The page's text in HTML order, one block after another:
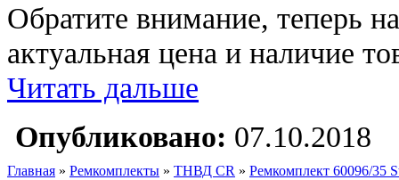
Обратите внимание, теперь
актуальная цена и наличие
Читать дальше
Опубликовано: 07.10.2018
Главная » Ремкомплекты » ТНВД CR » Ремкомплект 60096/35